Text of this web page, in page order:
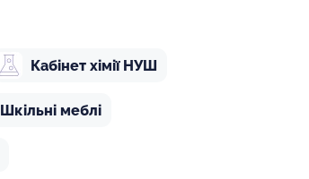
Кабінет хімії НУШ
Шкільні меблі